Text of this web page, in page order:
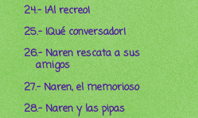
24.- ¡Al recreo!
25.- ¡Qué conversador!
26.- Naren rescata a sus
amigos
27.- Naren, el memorioso
28.- Naren y las pipas